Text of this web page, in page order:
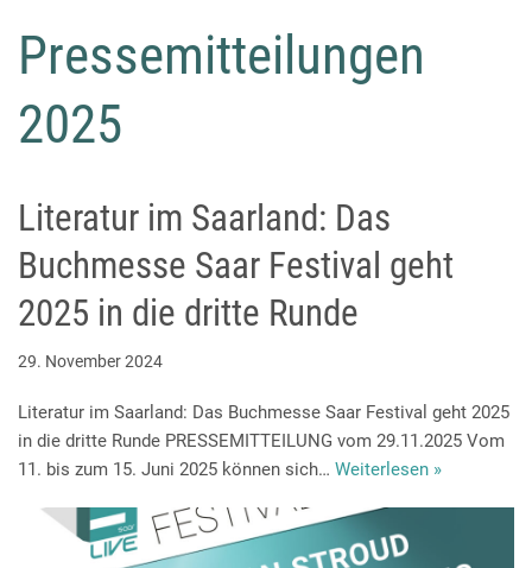
Pressemitteilungen
2025
Literatur im Saarland: Das
Buchmesse Saar Festival geht
2025 in die dritte Runde
29. November 2024
Literatur im Saarland: Das Buchmesse Saar Festival geht 2025
in die dritte Runde PRESSEMITTEILUNG vom 29.11.2025 Vom
11. bis zum 15. Juni 2025 können sich… Weiterlesen »